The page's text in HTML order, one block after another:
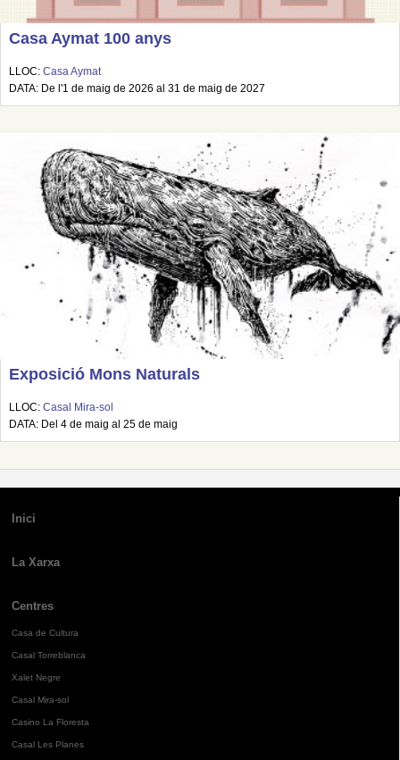
Casa Aymat 100 anys
LLOC: Casa Aymat
DATA: De l'1 de maig de 2026 al 31 de maig de 2027
Exposició Mons Naturals
LLOC: Casal Mira-sol
DATA: Del 4 de maig al 25 de maig
Inici
La Xarxa
Centres
Casa de Cultura
Casal Torreblanca
Xalet Negre
Casal Mira-sol
Casino La Floresta
Casal Les Planes